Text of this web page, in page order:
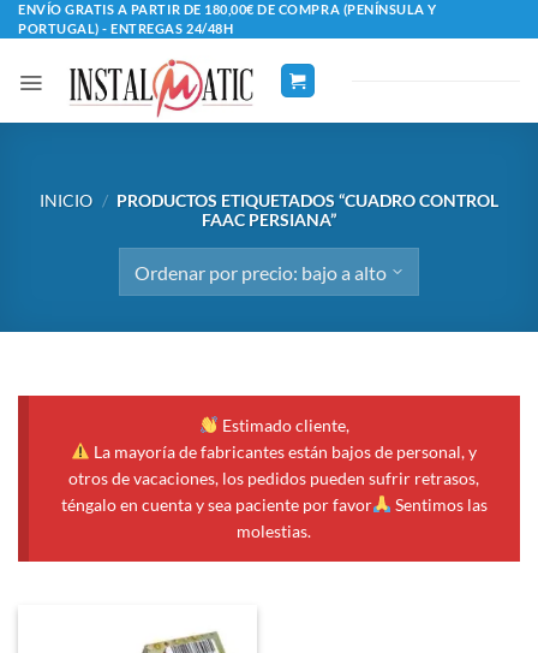
Saltar
al
contenido
ENVÍO GRATIS A PARTIR DE 180,00€ DE COMPRA (PENÍNSULA Y
PORTUGAL) - ENTREGAS 24/48H
INICIO / PRODUCTOS ETIQUETADOS “CUADRO CONTROL
FAAC PERSIANA”
Estimado cliente,
La mayoría de fabricantes están bajos de personal, y
otros de vacaciones, los pedidos pueden sufrir retrasos,
téngalo en cuenta y sea paciente por favor
Sentimos las
molestias.